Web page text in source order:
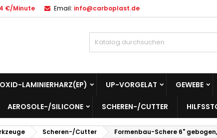
€/Minute Email: info@carboplast.de
LAMINIERHARZ(EP) UP-VORGELAT GEWEBE
AEROSOLE-/SILICONE SCHEREN-/CUTTER
Scheren-/Cutter Formenbau-Schere 6" gebogen,
Ihre Wunschlisten
Neue Liste anlegen
Wunschliste erstellen
Abbrechen
Anmelden
Sie müssen angemeldet sein, um Artikel